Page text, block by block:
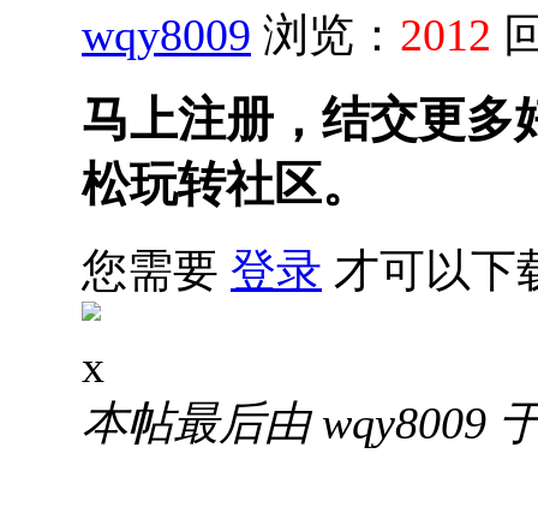
wqy8009 浏览： 2012
马上注册，结交更多
松玩转社区。
您需要 登录 才可以下
x
本帖最后由 wqy8009